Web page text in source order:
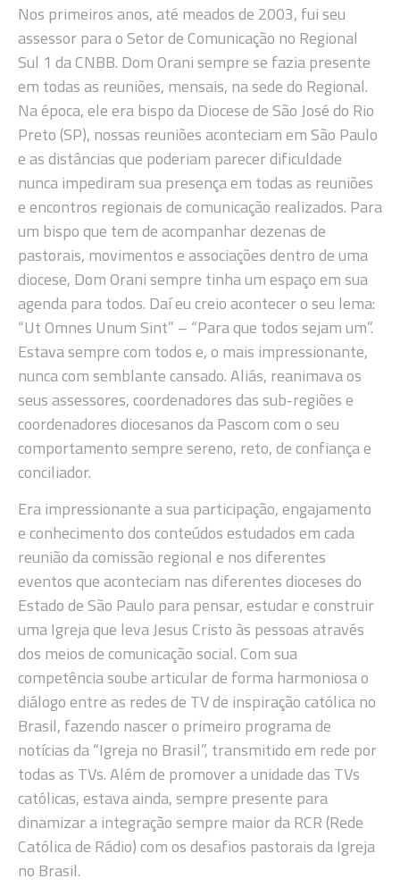
Nos primeiros anos, até meados de 2003, fui seu
assessor para o Setor de Comunicação no Regional
Sul 1 da CNBB. Dom Orani sempre se fazia presente
em todas as reuniões, mensais, na sede do Regional.
Na época, ele era bispo da Diocese de São José do Rio
Preto (SP), nossas reuniões aconteciam em São Paulo
e as distâncias que poderiam parecer dificuldade
nunca impediram sua presença em todas as reuniões
e encontros regionais de comunicação realizados. Para
um bispo que tem de acompanhar dezenas de
pastorais, movimentos e associações dentro de uma
diocese, Dom Orani sempre tinha um espaço em sua
agenda para todos. Daí eu creio acontecer o seu lema:
“Ut Omnes Unum Sint” – “Para que todos sejam um”.
Estava sempre com todos e, o mais impressionante,
nunca com semblante cansado. Aliás, reanimava os
seus assessores, coordenadores das sub-regiões e
coordenadores diocesanos da Pascom com o seu
comportamento sempre sereno, reto, de confiança e
conciliador.
Era impressionante a sua participação, engajamento
e conhecimento dos conteúdos estudados em cada
reunião da comissão regional e nos diferentes
eventos que aconteciam nas diferentes dioceses do
Estado de São Paulo para pensar, estudar e construir
uma Igreja que leva Jesus Cristo às pessoas através
dos meios de comunicação social. Com sua
competência soube articular de forma harmoniosa o
diálogo entre as redes de TV de inspiração católica no
Brasil, fazendo nascer o primeiro programa de
notícias da “Igreja no Brasil”, transmitido em rede por
todas as TVs. Além de promover a unidade das TVs
católicas, estava ainda, sempre presente para
dinamizar a integração sempre maior da RCR (Rede
Católica de Rádio) com os desafios pastorais da Igreja
no Brasil.